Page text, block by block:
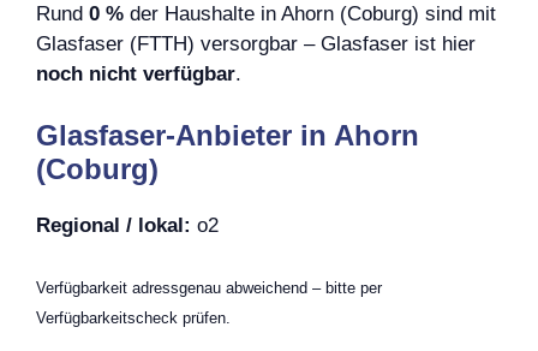
Rund 0 % der Haushalte in Ahorn (Coburg) sind mit
Glasfaser (FTTH) versorgbar – Glasfaser ist hier
noch nicht verfügbar.
Glasfaser-Anbieter in Ahorn
(Coburg)
Regional / lokal: o2
Verfügbarkeit adressgenau abweichend – bitte per
Verfügbarkeitscheck prüfen.